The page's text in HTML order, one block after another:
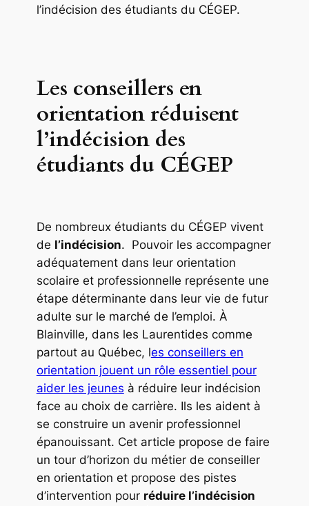
l’indécision des étudiants du CÉGEP.
Les conseillers en
orientation réduisent
l’indécision des
étudiants du CÉGEP
De nombreux étudiants du CÉGEP vivent
de l’indécision. Pouvoir les accompagner
adéquatement dans leur orientation
scolaire et professionnelle représente une
étape déterminante dans leur vie de futur
adulte sur le marché de l’emploi. À
Blainville, dans les Laurentides comme
partout au Québec, les conseillers en
orientation jouent un rôle essentiel pour
aider les jeunes à réduire leur indécision
face au choix de carrière. Ils les aident à
se construire un avenir professionnel
épanouissant. Cet article propose de faire
un tour d’horizon du métier de conseiller
en orientation et propose des pistes
d’intervention pour réduire l’indécision